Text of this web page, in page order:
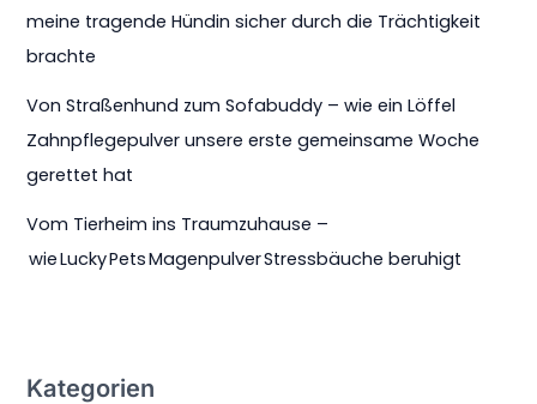
meine tragende Hündin sicher durch die Trächtigkeit
brachte
Von Straßenhund zum Sofabuddy – wie ein Löffel
Zahnpflegepulver unsere erste gemeinsame Woche
gerettet hat
Vom Tierheim ins Traumzuhause –
wie Lucky Pets Magenpulver Stressbäuche beruhigt
Kategorien